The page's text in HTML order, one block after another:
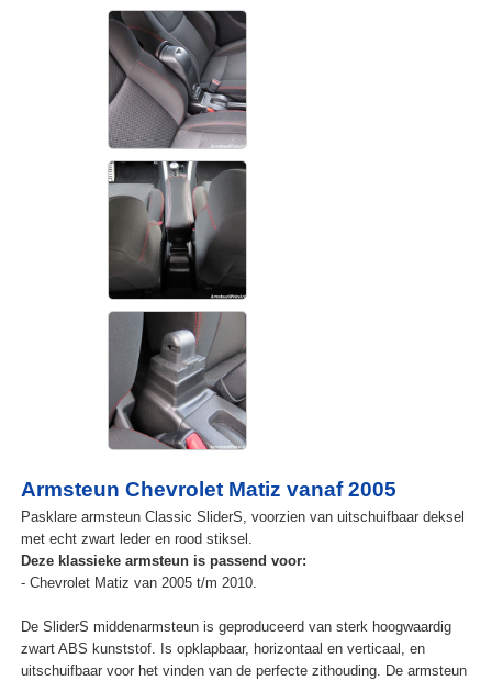
Armsteun Chevrolet Matiz vanaf 2005
Pasklare armsteun Classic SliderS, voorzien van uitschuifbaar deksel
met echt zwart leder en rood stiksel.
Deze klassieke armsteun is passend voor:
- Chevrolet Matiz van 2005 t/m 2010.
De SliderS middenarmsteun is geproduceerd van sterk hoogwaardig
zwart ABS kunststof. Is opklapbaar, horizontaal en verticaal, en
uitschuifbaar voor het vinden van de perfecte zithouding. De armsteun